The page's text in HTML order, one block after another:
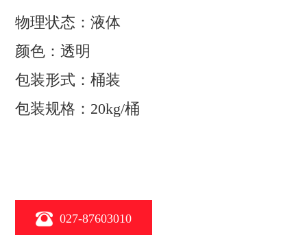
物理状态：液体
颜色：透明
包装形式：桶装
包装规格：20kg/桶
027-87603010